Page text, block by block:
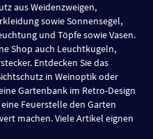
aus Weidenzweigen,
sowie Sonnensegel,
und Töpfe sowie Vasen.
Shop auch Leuchtkugeln,
Entdecken Sie das
in Weinoptik oder
Gartenbank im Retro-Design
Feuerstelle den Garten
machen. Viele Artikel eignen